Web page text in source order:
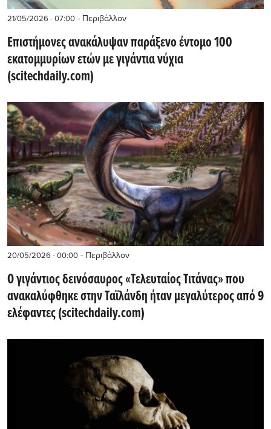
21/05/2026 - 07:00 - Περιβάλλον
Επιστήμονες ανακάλυψαν παράξενο έντομο 100
εκατομμυρίων ετών με γιγάντια νύχια
(scitechdaily.com)
20/05/2026 - 00:00 - Περιβάλλον
Ο γιγάντιος δεινόσαυρος «Τελευταίος Τιτάνας» που
ανακαλύφθηκε στην Ταϊλάνδη ήταν μεγαλύτερος από 9
ελέφαντες (scitechdaily.com)